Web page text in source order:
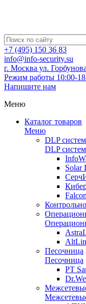
+7 (495) 150 36 83
info@info-security.su
г. Москва ул.
Режим работы 10:00-
Напишите нам
Меню
Каталог товаров
Меню
DLP
DLP
Solar
Песочница
Песочница
PT